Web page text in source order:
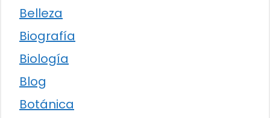
Belleza
Biografía
Biología
Blog
Botánica